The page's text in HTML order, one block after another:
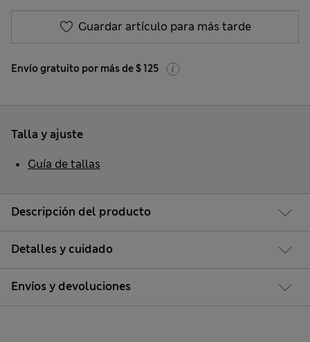
Guardar artículo para más tarde
Envío gratuito por más de $ 125
Descripción del producto
Detalles y cuidado
Envíos y devoluciones
Talla y ajuste
Guía de tallas